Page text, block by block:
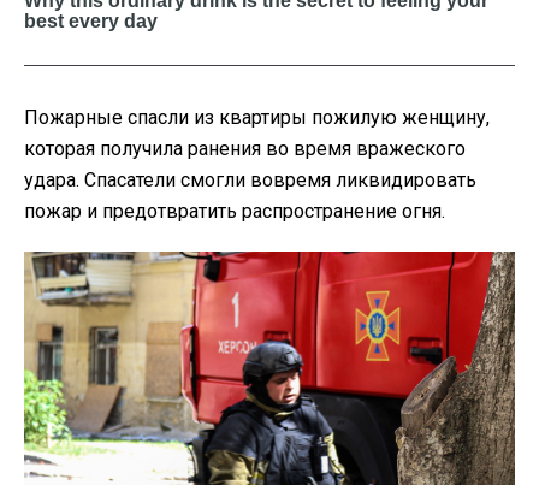
Пожарные спасли из квартиры пожилую женщину,
которая получила ранения во время вражеского
удара. Спасатели смогли вовремя ликвидировать
пожар и предотвратить распространение огня.